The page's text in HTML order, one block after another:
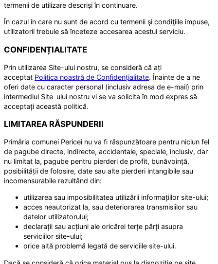
termenii de utilizare descrişi în continuare.
În cazul în care nu sunt de acord cu termenii şi condiţiile impuse,
utilizatorii trebuie să înceteze accesarea acestui serviciu.
CONFIDENȚIALITATE
Prin utilizarea Site-ului nostru, se consideră că ați
acceptat Politica noastră de Confidențialitate. Înainte de a ne
oferi date cu caracter personal (inclusiv adresa de e-mail) prin
intermediul Site-ului nostru vi se va solicita în mod expres să
acceptați această politică.
LIMITAREA RĂSPUNDERII
Primăria comunei Pericei nu va fi răspunzătoare pentru niciun fel
de pagube directe, indirecte, accidentale, speciale, inclusiv, dar
nu limitat la, pagube pentru pierderi de profit, bunăvoință,
posibilității de folosire, date sau alte pierderi intangibile sau
incomensurabile rezultând din:
utilizarea sau imposibilitatea utilizării informațiilor site-ului;
acces neautorizat la, sau deteriorarea transmisiilor sau
datelor utilizatorului;
declarații sau acțiuni ale oricărei terțe părți asupra
serviciilor site-ului;
orice altă problemă legată de serviciile site-ului.